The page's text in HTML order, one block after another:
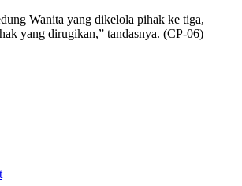
Wanita yang dikelola pihak ke tiga,
yang dirugikan,” tandasnya. (CP-06)